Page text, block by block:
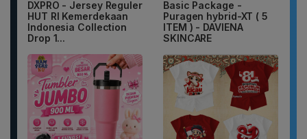
DXPRO - Jersey Reguler
HUT RI Kemerdekaan
Indonesia Collection
Drop 1...
Basic Package -
Puragen hybrid-XT ( 5
ITEM ) - DAVIENA
SKINCARE